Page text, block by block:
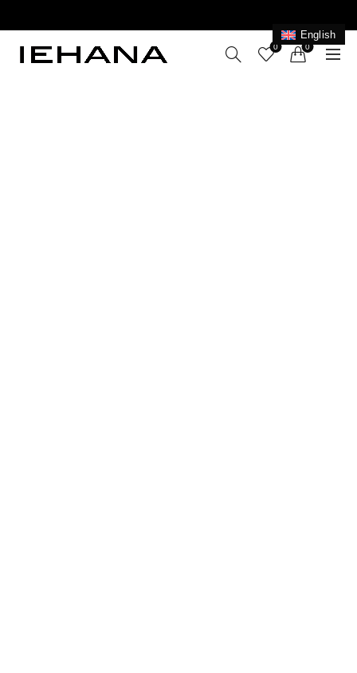
English
0 0